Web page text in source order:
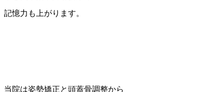
記憶力も上がります。
当院は姿勢矯正と頭蓋骨調整から